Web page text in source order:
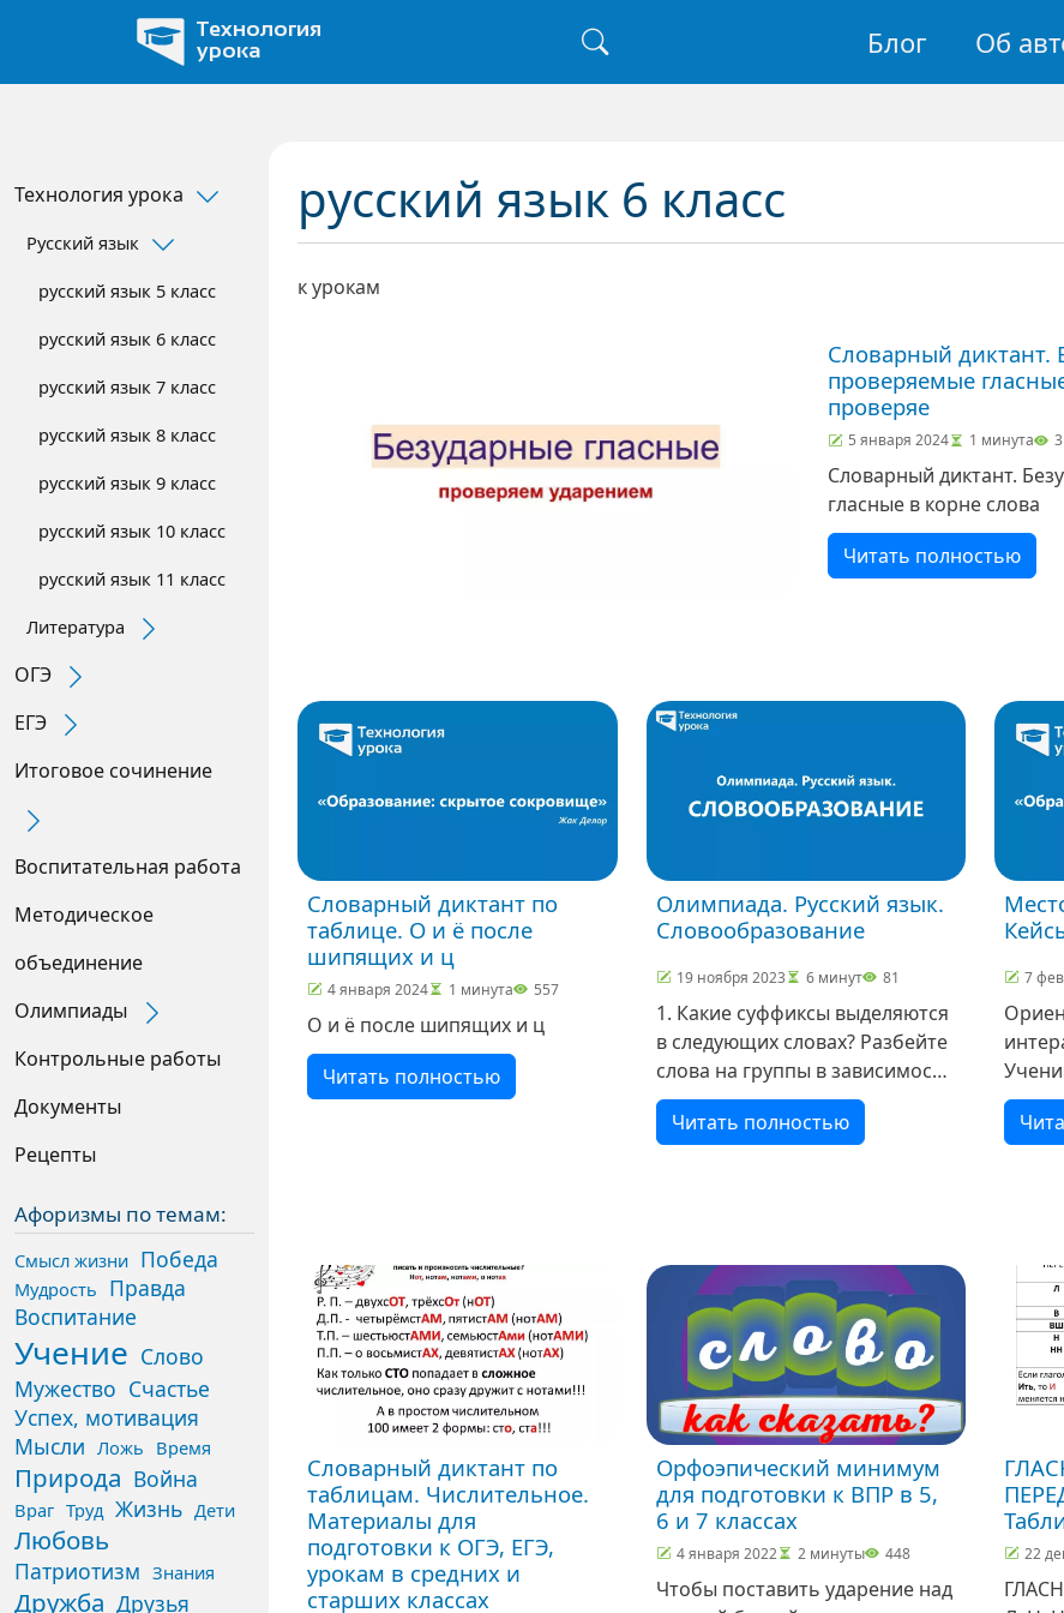
Перейти к основному содержанию
Технология
урока
Найти
Основная
Блог Об
русский язык 6 класс
к урокам
Словарный диктант.
проверяемые
проверяе
5 января 2024 1 минута
Словарный диктант.
гласные в корне слова
Читать полностью
Словарный диктант по
таблице. О и ё после
шипящих и ц
4 января 2024 1 минута 557
О и ё после шипящих и ц
Читать полностью
Олимпиада. Русский язык.
Словообразование
19 ноября 2023 6 минут 81
1. Какие суффиксы выделяются
в следующих словах? Разбейте
слова на группы в зависимости
от количества букв в суффиксе.
Читать полностью
7
Словарный диктант по
таблицам. Числительное.
Материалы для
подготовки к ОГЭ, ЕГЭ,
урокам в средних и
старших классах
Орфоэпический минимум
для подготовки к ВПР в 5,
6 и 7 классах
4 января 2022 2 минуты 448
Чтобы поставить ударение над
22
Технология урока Expand Secondary Navigation Menu
Русский язык Expand Secondary Navigation Menu
русский язык 5 класс
русский язык 6 класс
русский язык 7 класс
русский язык 8 класс
русский язык 9 класс
русский язык 10 класс
русский язык 11 класс
Литература
ОГЭ
ЕГЭ Expand Secondary Navigation Menu
Итоговое сочинение
Воспитательная работа
Методическое
объединение
Олимпиады
Контрольные работы
Документы
Рецепты
Афоризмы по темам:
Смысл жизни Победа
Мудрость Правда
Воспитание
Учение Слово
Мужество Счастье
Успех, мотивация
Мысли Ложь Время
Природа Война
Враг Труд Жизнь Дети
Любовь
Патриотизм Знания
Дружба Друзья